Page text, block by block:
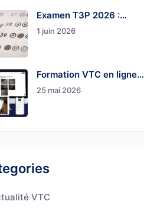
Examen T3P 2026 :…
1 juin 2026
Formation VTC en ligne…
25 mai 2026
VTC